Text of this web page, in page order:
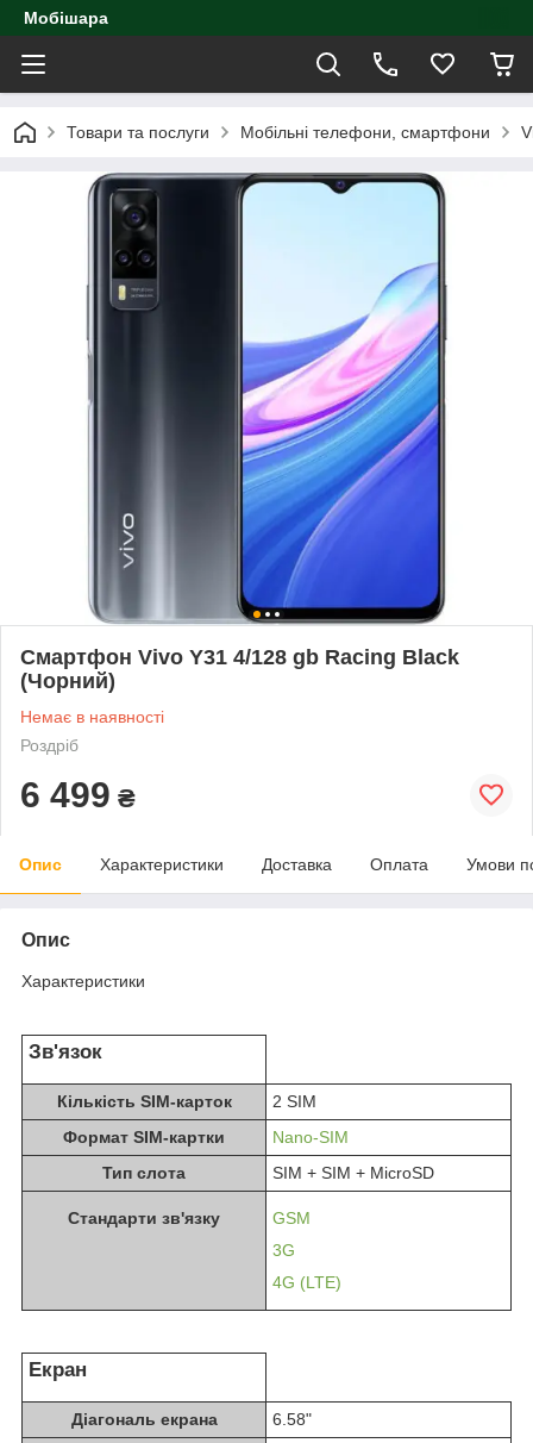
Мобішара
Товари та послуги Мобільні телефони, смартфони
Смартфон Vivo Y31 4/128 gb Racing Black
(Чорний)
Немає в наявності
Роздріб
6 499 ₴
Опис Характеристики Доставка Оплата Умови
Опис
Характеристики
Зв'язок
Кількість SIM-карток
2 SIM
Формат SIM-картки
Nano-SIM
Тип слота
SIM + SIM + MicroSD
Стандарти зв'язку
GSM
3G
4G (LTE)
Екран
Діагональ екрана
6.58"